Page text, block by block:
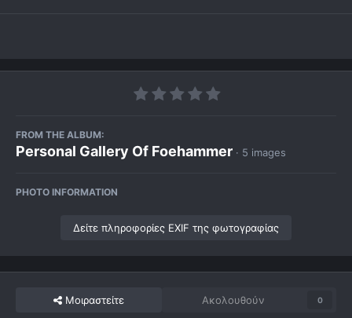
FROM THE ALBUM:
Personal Gallery Of Foehammer · 5 images
PHOTO INFORMATION
Δείτε πληροφορίες EXIF της φωτογραφίας
Μοιραστείτε Ακολουθούν 0